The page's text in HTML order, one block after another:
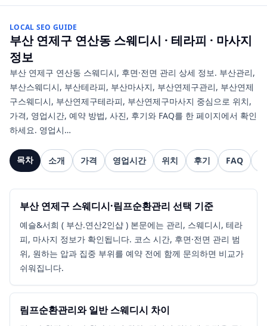
LOCAL SEO GUIDE
부산 연제구 연산동 스웨디시 · 테라피 · 마사지
정보
부산 연제구 연산동 스웨디시, 후면·전면 관리 상세 정보. 부산관리,
부산스웨디시, 부산테라피, 부산마사지, 부산연제구관리, 부산연제
구스웨디시, 부산연제구테라피, 부산연제구마사지 중심으로 위치,
가격, 영업시간, 예약 방법, 사진, 후기와 FAQ를 한 페이지에서 확인
하세요. 영업시…
목차 소개 가격 영업시간 위치 후기 FAQ
부산 연제구 스웨디시·림프순환관리 선택 기준
예슬&서희 ( 부산.연산2인샵 ) 본문에는 관리, 스웨디시, 테라
피, 마사지 정보가 확인됩니다. 코스 시간, 후면·전면 관리 범
위, 원하는 압과 집중 부위를 예약 전에 함께 문의하면 비교가
쉬워집니다.
림프순환관리와 일반 스웨디시 차이